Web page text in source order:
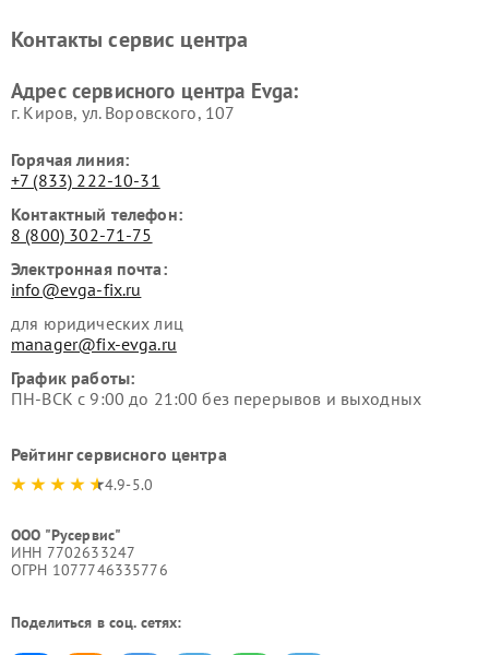
Контакты сервис центра
Адрес сервисного центра Evga:
г. Киров, ул. Воровского, 107
Горячая линия:
+7 (833) 222-10-31
Контактный телефон:
8 (800) 302-71-75
Электронная почта:
info@evga-fix.ru
для юридических лиц
manager@fix-evga.ru
График работы:
ПН-ВСК с 9:00 до 21:00 без перерывов и выходных
Рейтинг сервисного центра
4.9-5.0
ООО "Русервис"
ИНН 7702633247
ОГРН 1077746335776
Поделиться в соц. сетях: